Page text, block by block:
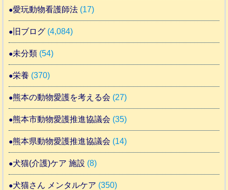
愛玩動物看護師法 (17)
旧ブログ (4,084)
未分類 (54)
栄養 (370)
熊本の動物愛護を考える会 (27)
熊本市動物愛護推進協議会 (35)
熊本県動物愛護推進協議会 (14)
犬猫(介護)ケア 施設 (8)
犬猫さん メンタルケア (350)